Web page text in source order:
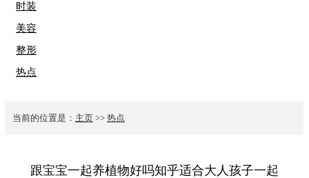
时装
美容
整形
热点
当前的位置是： 主页 >> 热点
跟宝宝一起养植物好吗知乎适合大人孩子一起